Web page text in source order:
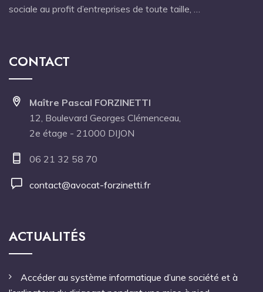
sociale au profit d’entreprises de toute taille, …
CONTACT
Maître Pascal FORZINETTI
12, Boulevard Georges Clémenceau,
2e étage - 21000 DIJON
06 21 32 58 70
contact@avocat-forzinetti.fr
ACTUALITÉS
Accéder au système informatique d’une société et à